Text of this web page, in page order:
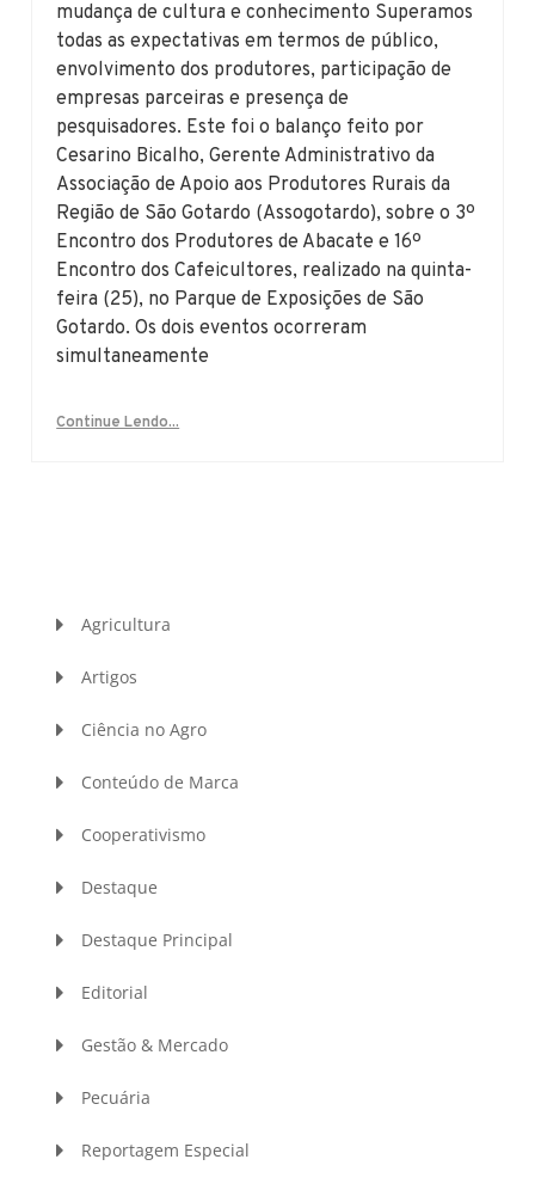
mudança de cultura e conhecimento Superamos
todas as expectativas em termos de público,
envolvimento dos produtores, participação de
empresas parceiras e presença de
pesquisadores. Este foi o balanço feito por
Cesarino Bicalho, Gerente Administrativo da
Associação de Apoio aos Produtores Rurais da
Região de São Gotardo (Assogotardo), sobre o 3º
Encontro dos Produtores de Abacate e 16º
Encontro dos Cafeicultores, realizado na quinta-
feira (25), no Parque de Exposições de São
Gotardo. Os dois eventos ocorreram
simultaneamente
Continue Lendo...
Agricultura
Artigos
Ciência no Agro
Conteúdo de Marca
Cooperativismo
Destaque
Destaque Principal
Editorial
Gestão & Mercado
Pecuária
Reportagem Especial